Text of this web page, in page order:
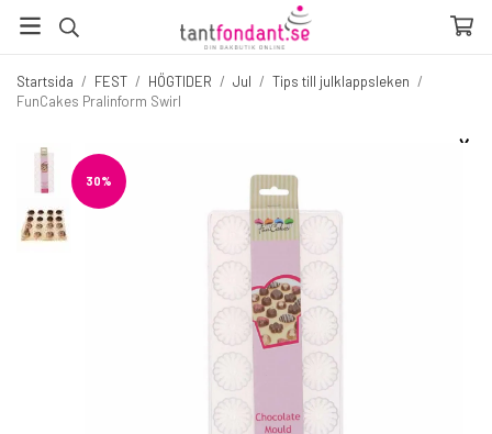
Startsida / FEST / HÖGTIDER / Jul / Tips till julklappsleken /
FunCakes Pralinform Swirl
☓
30%